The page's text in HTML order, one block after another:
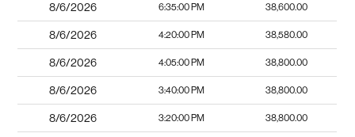
8/6/2026 6:35:00 PM 38,600.00
8/6/2026 4:20:00 PM 38,580.00
8/6/2026 4:05:00 PM 38,800.00
8/6/2026 3:40:00 PM 38,800.00
8/6/2026 3:20:00 PM 38,800.00